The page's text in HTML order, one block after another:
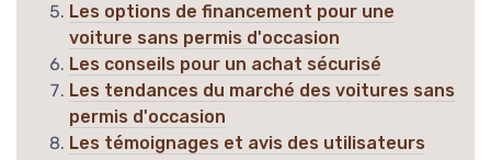
Les options de financement pour une
voiture sans permis d'occasion
Les conseils pour un achat sécurisé
Les tendances du marché des voitures sans
permis d'occasion
Les témoignages et avis des utilisateurs